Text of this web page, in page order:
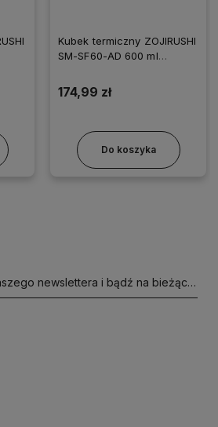
Kubek termiczny ZOJIRUSHI
SM-SF60-AD 600 ml
174,99 zł
Do koszyka
newslettera i bądź na bieżąco z